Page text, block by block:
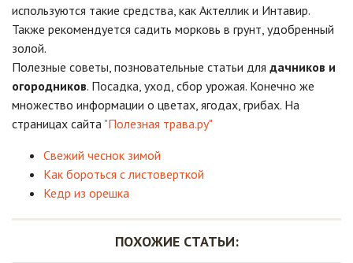
используются такие средства, как Актеллик и Интавир.
Также рекомендуется садить морковь в грунт, удобренный
золой.
Полезные советы, позновательные статьи для дачников и
огородников. Посадка, уход, сбор урожая. Конечно же
множество информации о цветах, ягодах, грибах. На
страницах сайта "Полезная трава.ру"
Свежий чеснок зимой
Как бороться с листоверткой
Кедр из орешка
ПОХОЖИЕ СТАТЬИ: